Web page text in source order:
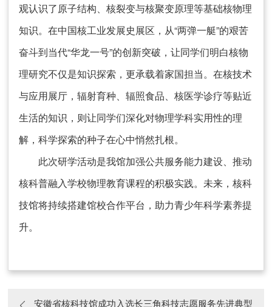
观认识了原子结构、核裂变与核聚变原理等基础核物理
知识。在中国核工业发展史展区，从“两弹一艇”的艰苦
奋斗到当代“华龙一号”的创新突破，让同学们明白核物
理研究不仅是知识探索，更承载着家国担当。在核技术
与应用展厅，辐射育种、辐照食品、核医学诊疗等贴近
生活的知识，则让同学们深化对物理学科实用性的理
解，科学探索的种子在心中悄然扎根。
此次研学活动是我馆加强公共服务能力建设、推动
核科普融入学校物理教育课程的积极实践。未来，核科
技馆将持续搭建馆校合作平台，助力青少年科学素养提
升。
安徽省核科技馆成功入选长三角科技志愿服务先进典型